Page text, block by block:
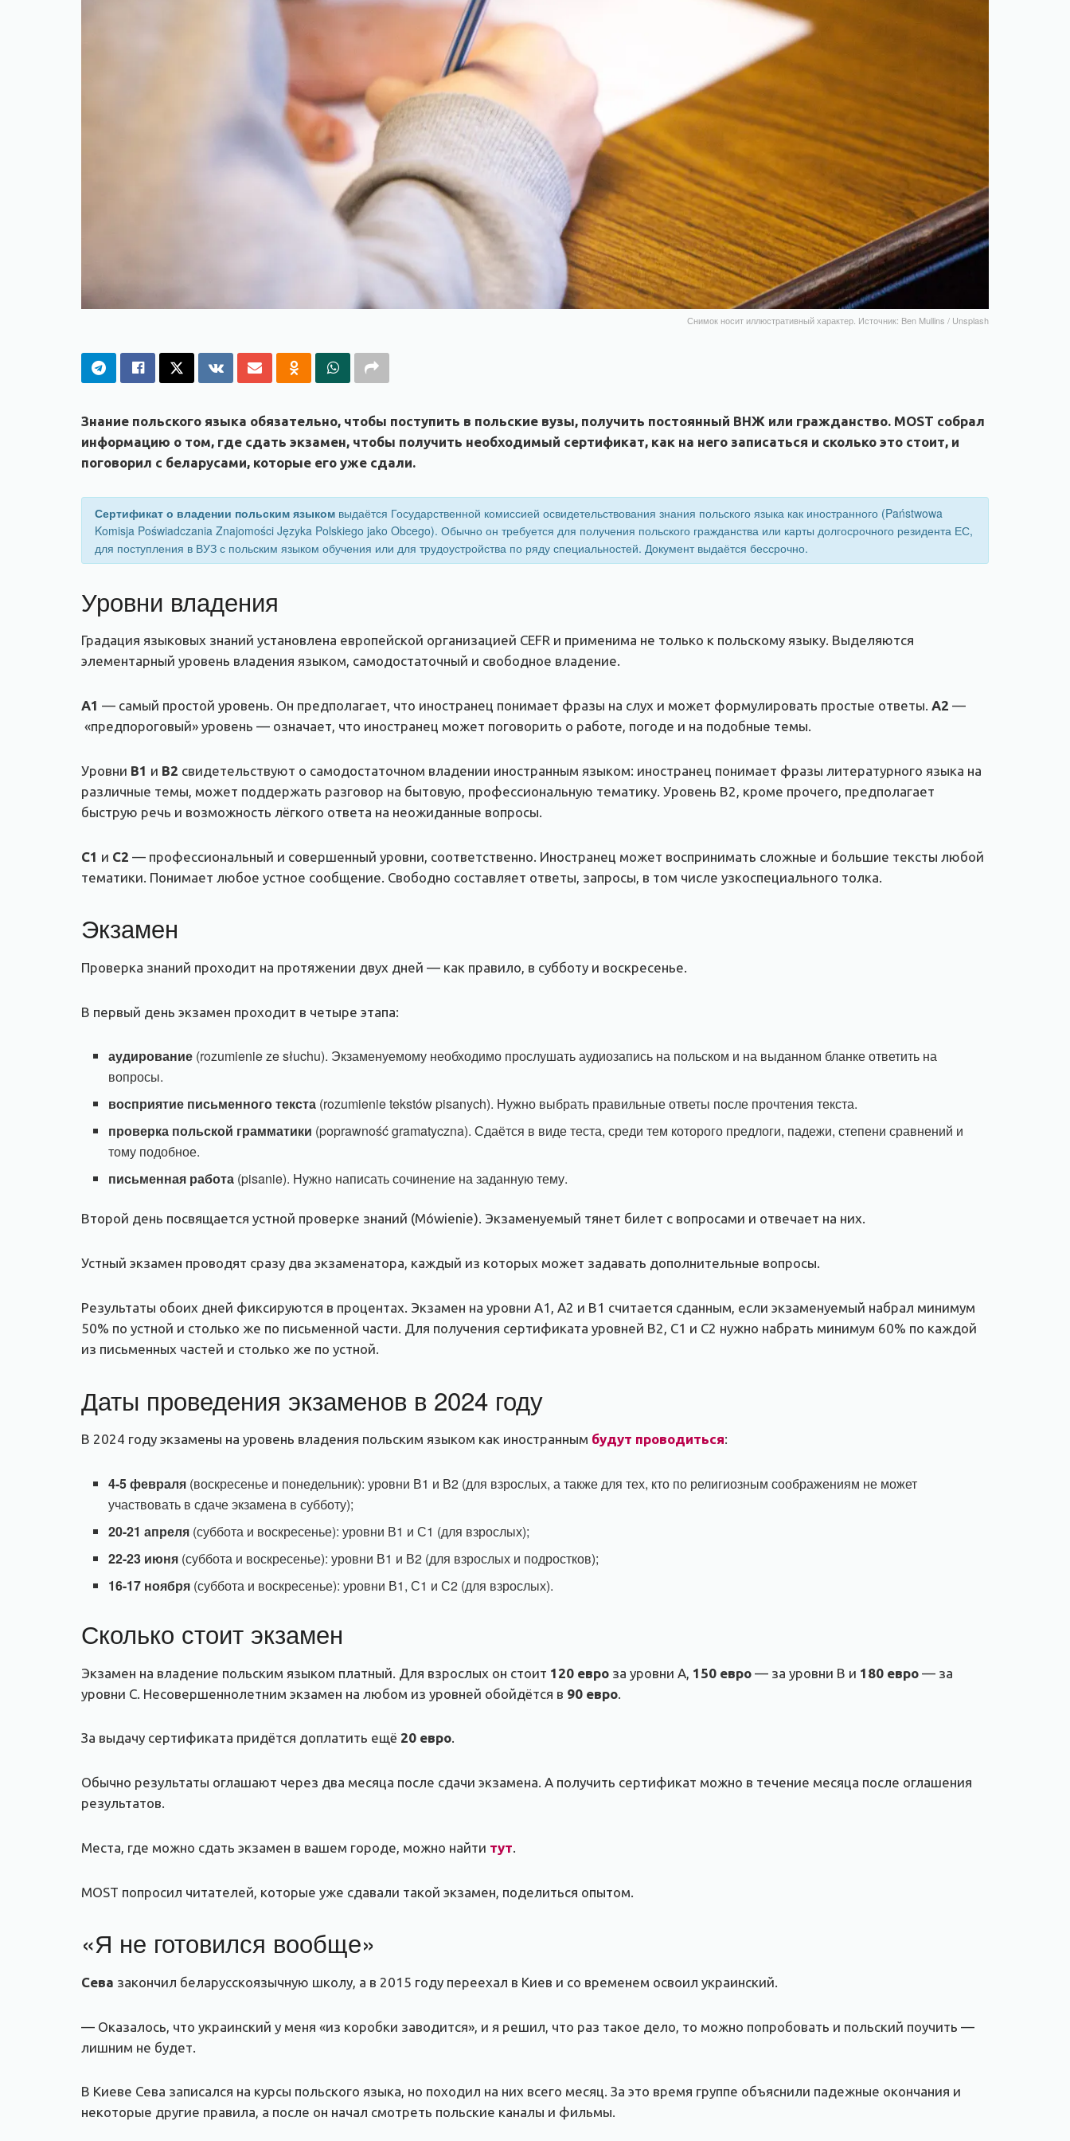
Снимок носит иллюстративный характер. Источник: Ben Mullins / Unsplash
Знание польского языка обязательно, чтобы поступить в польские вузы, получить постоянный ВНЖ или гражданство. МOST собрал
информацию о том, где сдать экзамен, чтобы получить необходимый сертификат, как на него записаться и сколько это стоит, и
поговорил с беларусами, которые его уже сдали.
Сертификат о владении польским языком выдаётся Государственной комиссией освидетельствования знания польского языка как иностранного (Państwowa
Komisja Poświadczania Znajomości Języka Polskiego jako Obcego). Обычно он требуется для получения польского гражданства или карты долгосрочного резидента ЕС,
для поступления в ВУЗ с польским языком обучения или для трудоустройства по ряду специальностей. Документ выдаётся бессрочно.
Уровни владения
Градация языковых знаний установлена европейской организацией CEFR и применима не только к польскому языку. Выделяются
элементарный уровень владения языком, самодостаточный и свободное владение.
A1 — самый простой уровень. Он предполагает, что иностранец понимает фразы на слух и может формулировать простые ответы. A2 —
«предпороговый» уровень — означает, что иностранец может поговорить о работе, погоде и на подобные темы.
Уровни B1 и В2 свидетельствуют о самодостаточном владении иностранным языком: иностранец понимает фразы литературного языка на
различные темы, может поддержать разговор на бытовую, профессиональную тематику. Уровень В2, кроме прочего, предполагает
быструю речь и возможность лёгкого ответа на неожиданные вопросы.
C1 и С2 — профессиональный и совершенный уровни, соответственно. Иностранец может воспринимать сложные и большие тексты любой
тематики. Понимает любое устное сообщение. Свободно составляет ответы, запросы, в том числе узкоспециального толка.
Экзамен
Проверка знаний проходит на протяжении двух дней — как правило, в субботу и воскресенье.
В первый день экзамен проходит в четыре этапа:
аудирование (rozumienie ze słuchu). Экзаменуемому необходимо прослушать аудиозапись на польском и на выданном бланке ответить на
вопросы.
восприятие письменного текста (rozumienie tekstów pisanych). Нужно выбрать правильные ответы после прочтения текста.
проверка польской грамматики (poprawność gramatyczna). Сдаётся в виде теста, среди тем которого предлоги, падежи, степени сравнений и
тому подобное.
письменная работа (pisanie). Нужно написать сочинение на заданную тему.
Второй день посвящается устной проверке знаний (Mówienie). Экзаменуемый тянет билет с вопросами и отвечает на них.
Устный экзамен проводят сразу два экзаменатора, каждый из которых может задавать дополнительные вопросы.
Результаты обоих дней фиксируются в процентах. Экзамен на уровни А1, А2 и В1 считается сданным, если экзаменуемый набрал минимум
50% по устной и столько же по письменной части. Для получения сертификата уровней B2, C1 и C2 нужно набрать минимум 60% по каждой
из письменных частей и столько же по устной.
Даты проведения экзаменов в 2024 году
В 2024 году экзамены на уровень владения польским языком как иностранным будут проводиться:
4-5 февраля (воскресенье и понедельник): уровни В1 и В2 (для взрослых, а также для тех, кто по религиозным соображениям не может
участвовать в сдаче экзамена в субботу);
20-21 апреля (суббота и воскресенье): уровни В1 и С1 (для взрослых);
22-23 июня (суббота и воскресенье): уровни В1 и В2 (для взрослых и подростков);
16-17 ноября (суббота и воскресенье): уровни В1, С1 и С2 (для взрослых).
Сколько стоит экзамен
Экзамен на владение польским языком платный. Для взрослых он стоит 120 евро за уровни А, 150 евро — за уровни В и 180 евро — за
уровни С. Несовершеннолетним экзамен на любом из уровней обойдётся в 90 евро
За выдачу сертификата придётся доплатить ещё 20 евро.
Обычно результаты оглашают через два месяца после сдачи экзамена. А получить сертификат можно в течение месяца после оглашения
результатов.
Места, где можно сдать экзамен в вашем городе, можно найти тут.
MOST попросил читателей, которые уже сдавали такой экзамен, поделиться опытом.
«Я не готовился вообще»
Сева закончил беларусскоязычную школу, а в 2015 году переехал в Киев и со временем освоил украинский.
— Оказалось, что украинский у меня «из коробки заводится», и я решил, что раз такое дело, то можно попробовать и польский поучить —
лишним не будет.
В Киеве Сева записался на курсы польского языка, но походил на них всего месяц. За это время группе объяснили падежные окончания и
некоторые другие правила, а после он начал смотреть польские каналы и фильмы.